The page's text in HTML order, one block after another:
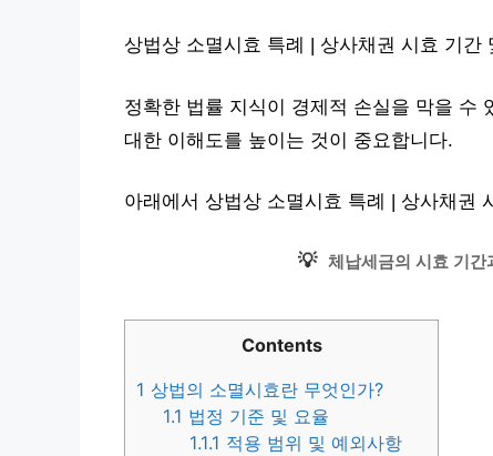
상법상 소멸시효 특례 | 상사채권 시효 기간
정확한 법률 지식이 경제적 손실을 막을 수
대한 이해도를 높이는 것이 중요합니다.
아래에서 상법상 소멸시효 특례 | 상사채권
💡 체납세금의 시효 기간
Contents
1 상법의 소멸시효란 무엇인가?
1.1 법정 기준 및 요율
1.1.1 적용 범위 및 예외사항